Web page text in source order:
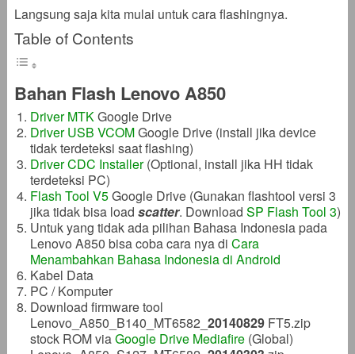
Langsung saja kita mulai untuk cara flashingnya.
Table of Contents
Bahan Flash Lenovo A850
Driver MTKGoogle Drive
Driver USB VCOMGoogle Drive (install jika device
tidak terdeteksi saat flashing)
Driver CDC Installer(Optional, install jika HH tidak
terdeteksi PC)
Flash Tool V5Google Drive (Gunakan flashtool versi 3
jika tidak bisa load scatter. Download SP Flash Tool 3)
Untuk yang tidak ada pilihan Bahasa Indonesia pada
Lenovo A850 bisa coba cara nya di Cara
Menambahkan Bahasa Indonesia di Android
Kabel Data
PC / Komputer
Download firmware tool
Lenovo_A850_B140_MT6582_ 20140829FT5.zip
stock ROM viaGoogle Drive Mediafire(Global)